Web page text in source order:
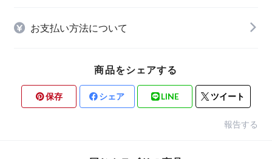
お支払い方法について
商品をシェアする
保存 シェア LINE ツイート
報告する